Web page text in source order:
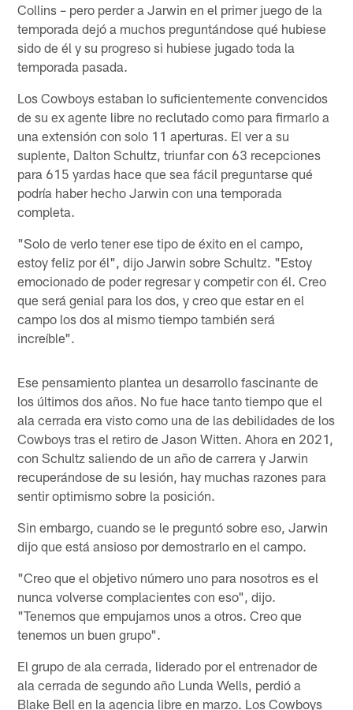
Collins – pero perder a Jarwin en el primer juego de la
temporada dejó a muchos preguntándose qué hubiese
sido de él y su progreso si hubiese jugado toda la
temporada pasada.
Los Cowboys estaban lo suficientemente convencidos
de su ex agente libre no reclutado como para firmarlo a
una extensión con solo 11 aperturas. El ver a su
suplente, Dalton Schultz, triunfar con 63 recepciones
para 615 yardas hace que sea fácil preguntarse qué
podría haber hecho Jarwin con una temporada
completa.
"Solo de verlo tener ese tipo de éxito en el campo,
estoy feliz por él", dijo Jarwin sobre Schultz. "Estoy
emocionado de poder regresar y competir con él. Creo
que será genial para los dos, y creo que estar en el
campo los dos al mismo tiempo también será
increíble".
Ese pensamiento plantea un desarrollo fascinante de
los últimos dos años. No fue hace tanto tiempo que el
ala cerrada era visto como una de las debilidades de los
Cowboys tras el retiro de Jason Witten. Ahora en 2021,
con Schultz saliendo de un año de carrera y Jarwin
recuperándose de su lesión, hay muchas razones para
sentir optimismo sobre la posición.
Sin embargo, cuando se le preguntó sobre eso, Jarwin
dijo que está ansioso por demostrarlo en el campo.
"Creo que el objetivo número uno para nosotros es el
nunca volverse complacientes con eso", dijo.
"Tenemos que empujarnos unos a otros. Creo que
tenemos un buen grupo".
El grupo de ala cerrada, liderado por el entrenador de
ala cerrada de segundo año Lunda Wells, perdió a
Blake Bell en la agencia libre en marzo. Los Cowboys